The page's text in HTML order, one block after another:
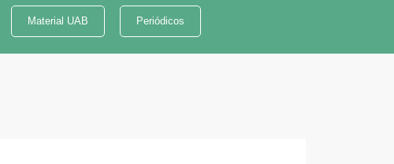
Material UAB Periódicos